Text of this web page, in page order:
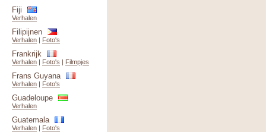
Fiji
Verhalen
Filipijnen
Verhalen | Foto's
Frankrijk
Verhalen | Foto's | Filmpjes
Frans Guyana
Verhalen | Foto's
Guadeloupe
Verhalen
Guatemala
Verhalen | Foto's